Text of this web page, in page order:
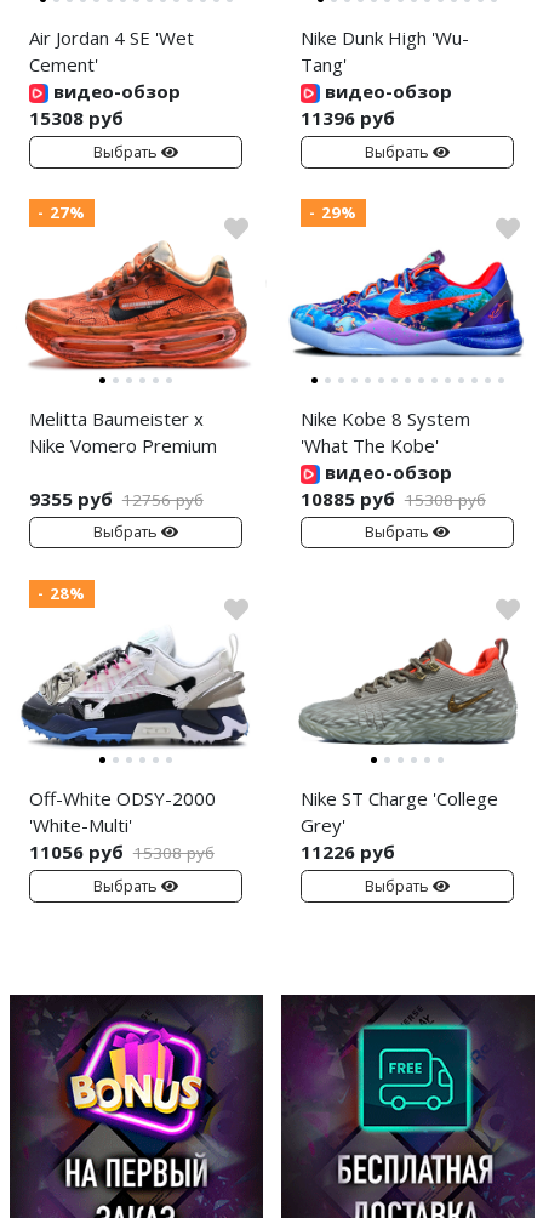
Air Jordan 4 SE 'Wet
Cement'
видео-обзор
15308 руб
Выбрать
Nike Dunk High 'Wu-
Tang'
видео-обзор
11396 руб
Выбрать
- 27%
Melitta Baumeister x
Nike Vomero Premium
9355 руб 12756 руб
Выбрать
- 29%
Nike Kobe 8 System
'What The Kobe'
видео-обзор
10885 руб 15308 руб
Выбрать
- 28%
Off-White ODSY-2000
'White-Multi'
11056 руб 15308 руб
Выбрать
Nike ST Charge 'College
Grey'
11226 руб
Выбрать